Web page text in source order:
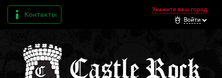
Контакты
Укажите ваш город
Войти